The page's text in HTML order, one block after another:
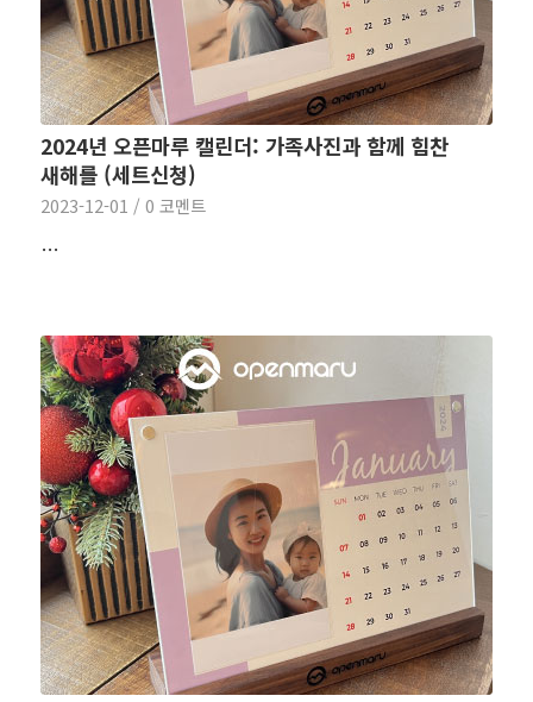
2024년 오픈마루 캘린더: 가족사진과 함께 힘찬
새해를 (세트신청)
2023-12-01 / 0 코멘트
…